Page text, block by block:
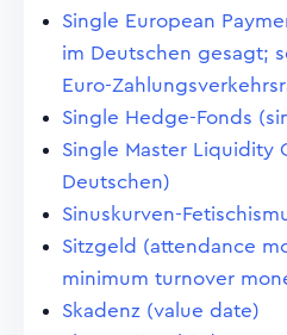
Single European
im Deutschen gesagt;
Euro-
Single Hedge-Fonds
Single Master Liquidity
Deutschen)
Sinuskurven-
Sitzgeld (attendance
minimum turnover
Skadenz (value date)